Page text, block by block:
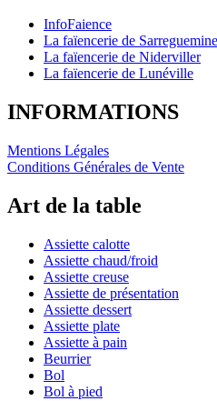
InfoFaience
La faïencerie de
La faïencerie de Niderviller
La faïencerie de Lunéville
INFORMATIONS
Mentions Légales
Conditions Générales de Vente
Art de la table
Assiette calotte
Assiette chaud/froid
Assiette creuse
Assiette de présentation
Assiette dessert
Assiette plate
Assiette à pain
Beurrier
Bol
Bol à pied